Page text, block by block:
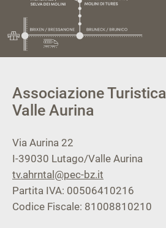
Associazione Turistica
Valle Aurina
Via Aurina 22
I-39030 Lutago/Valle Aurina
tv.ahrntal@pec-bz.it
Partita IVA: 00506410216
Codice Fiscale: 81008810210